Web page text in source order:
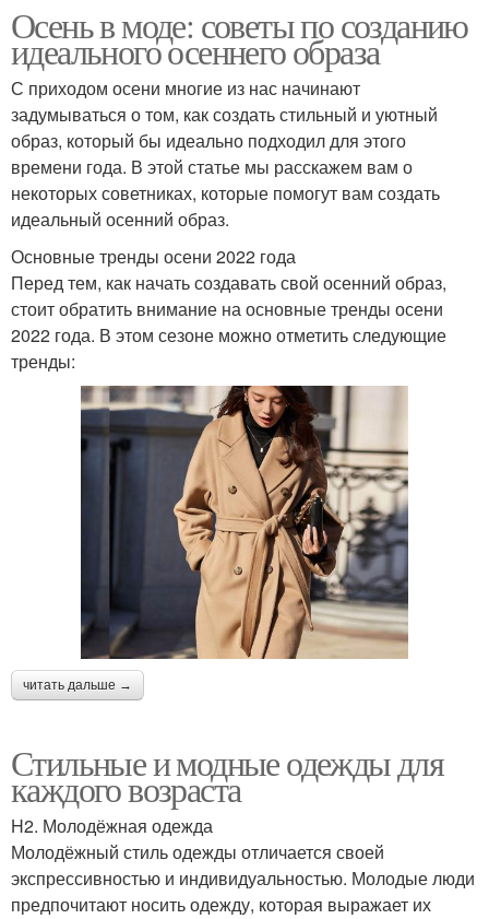
Осень в моде: советы по созданию
идеального осеннего образа
С приходом осени многие из нас начинают
задумываться о том, как создать стильный и уютный
образ, который бы идеально подходил для этого
времени года. В этой статье мы расскажем вам о
некоторых советниках, которые помогут вам создать
идеальный осенний образ.
Основные тренды осени 2022 года
Перед тем, как начать создавать свой осенний образ,
стоит обратить внимание на основные тренды осени
2022 года. В этом сезоне можно отметить следующие
тренды:
читать дальше →
Стильные и модные одежды для
каждого возраста
H2. Молодёжная одежда
Молодёжный стиль одежды отличается своей
экспрессивностью и индивидуальностью. Молодые люди
предпочитают носить одежду, которая выражает их